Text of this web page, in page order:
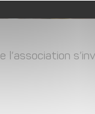
l’association